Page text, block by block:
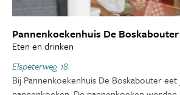
Pannenkoekenhuis De Boskabouter
Eten en drinken
Elspeterweg 18
Bij Pannenkoekenhuis De Boskabouter